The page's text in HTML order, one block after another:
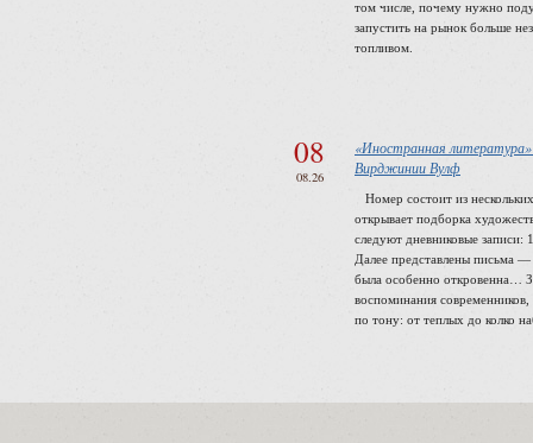
том числе, почему нужно
запустить на рынок больше
топливом.
08
08.26
«Иностранная
Вирджинии Вулф
Номер состоит из
открывает подборка
следуют дневниковые
Далее представлены письма
была особенно откровенна…
воспоминания
по тону: от теплых до колко